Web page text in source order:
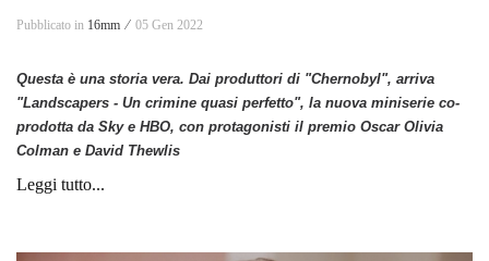
Pubblicato in 16mm ⁄ 05 Gen 2022
Questa è una storia vera. Dai produttori di "Chernobyl", arriva
"Landscapers - Un crimine quasi perfetto", la nuova miniserie co-
prodotta da Sky e HBO, con protagonisti il premio Oscar Olivia
Colman e David Thewlis
Leggi tutto...